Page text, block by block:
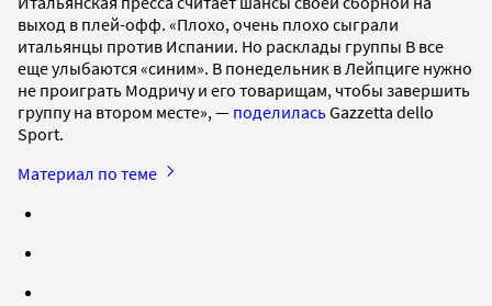
выход в плей-офф. «Плохо, очень плохо сыграли
итальянцы против Испании. Но расклады группы В все
еще улыбаются «синим». В понедельник в Лейпциге нужно
не проиграть Модричу и его товарищам, чтобы завершить
группу на втором месте», — поделиласьGazzetta dello
Sport.
Материал по теме